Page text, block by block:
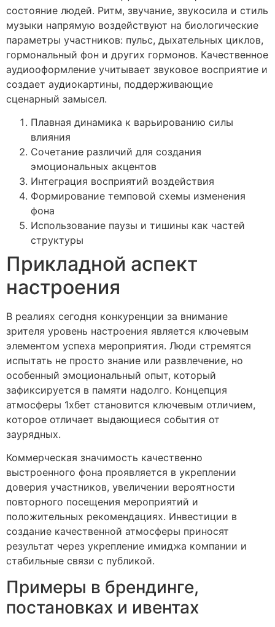
состояние людей. Ритм, звучание, звукосила и стиль
музыки напрямую воздействуют на биологические
параметры участников: пульс, дыхательных циклов,
гормональный фон и других гормонов. Качественное
аудиооформление учитывает звуковое восприятие и
создает аудиокартины, поддерживающие
сценарный замысел.
Плавная динамика к варьированию силы
влияния
Сочетание различий для создания
эмоциональных акцентов
Интеграция восприятий воздействия
Формирование темповой схемы изменения
фона
Использование паузы и тишины как частей
структуры
Прикладной аспект
настроения
В реалиях сегодня конкуренции за внимание
зрителя уровень настроения является ключевым
элементом успеха мероприятия. Люди стремятся
испытать не просто знание или развлечение, но
особенный эмоциональный опыт, который
зафиксируется в памяти надолго. Концепция
атмосферы 1хбет становится ключевым отличием,
которое отличает выдающиеся события от
заурядных.
Коммерческая значимость качественно
выстроенного фона проявляется в укреплении
доверия участников, увеличении вероятности
повторного посещения мероприятий и
положительных рекомендациях. Инвестиции в
создание качественной атмосферы приносят
результат через укрепление имиджа компании и
стабильные связи с публикой.
Примеры в брендинге,
постановках и ивентах